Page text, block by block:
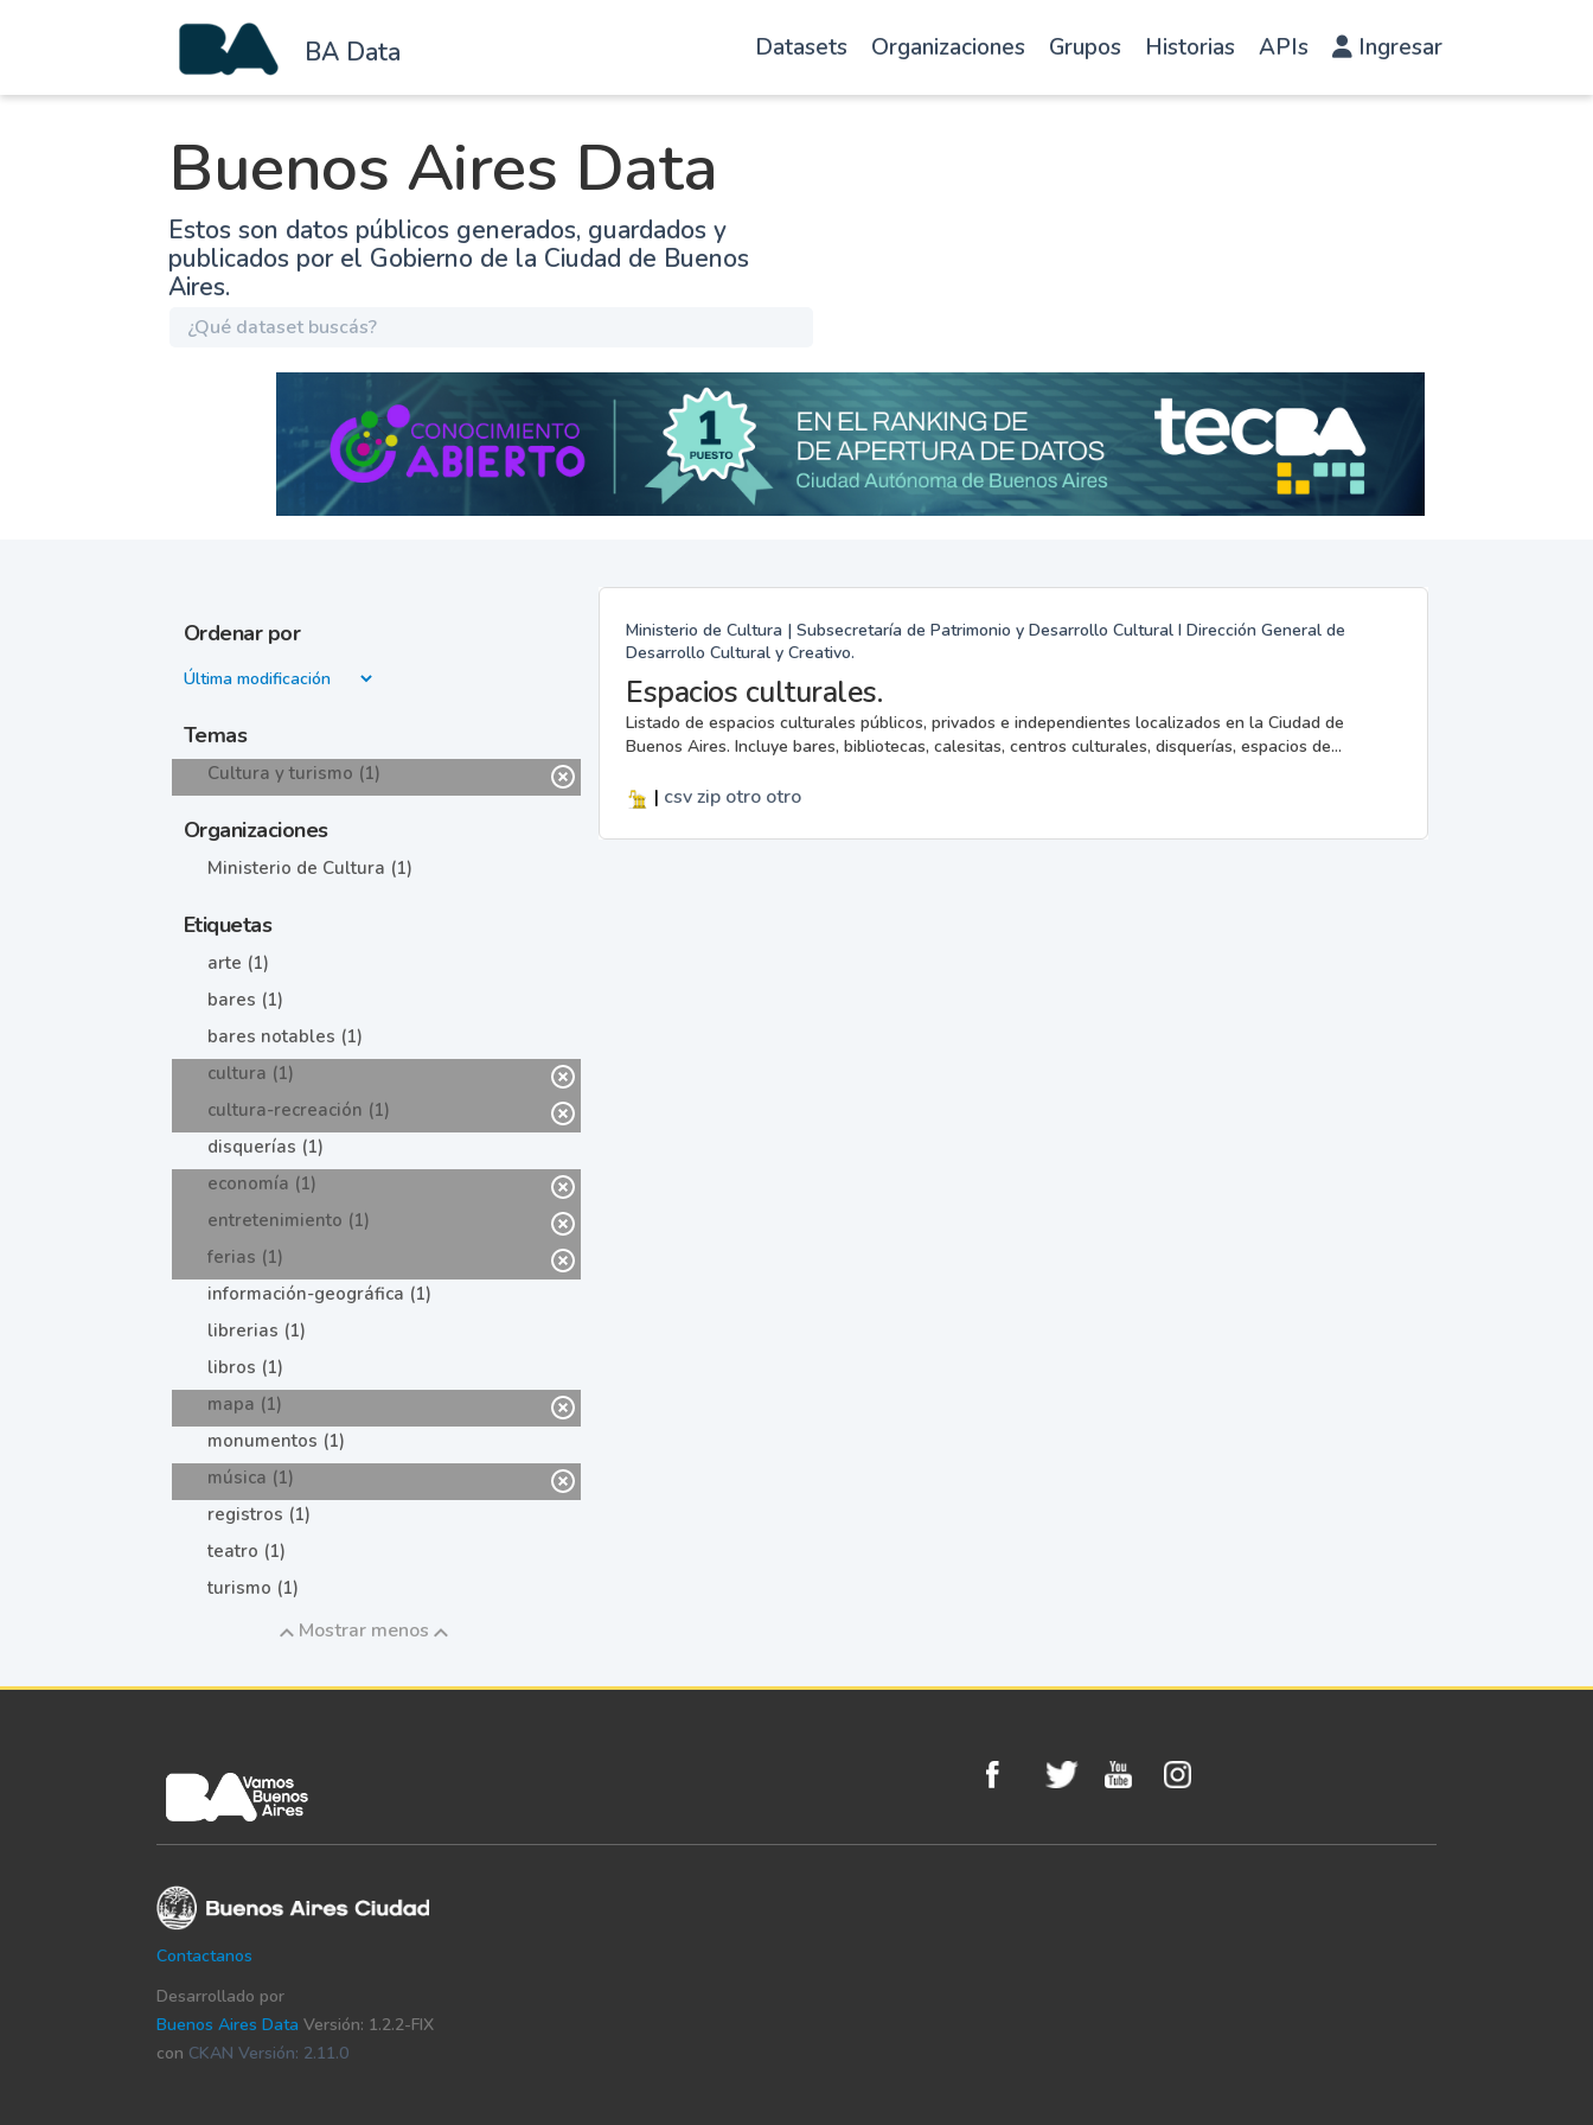
BA Data Datasets Organizaciones Grupos Historias APIs Ingresar
Buenos Aires Data
Estos son datos públicos generados, guardados y
publicados por el Gobierno de la Ciudad de Buenos
Aires.
Ordenar por
Temas
Cultura y turismo (1)
Organizaciones
Ministerio de Cultura (1)
Etiquetas
arte (1)
bares (1)
bares notables (1)
cultura (1)
cultura-recreación (1)
disquerías (1)
economía (1)
entretenimiento (1)
ferias (1)
información-geográfica (1)
librerias (1)
libros (1)
mapa (1)
monumentos (1)
música (1)
registros (1)
teatro (1)
turismo (1)
Mostrar menos
Ministerio de Cultura | Subsecretaría de Patrimonio y Desarrollo Cultural I Dirección General de
Desarrollo Cultural y Creativo.
Espacios culturales.
Listado de espacios culturales públicos, privados e independientes localizados en la Ciudad de
Buenos Aires. Incluye bares, bibliotecas, calesitas, centros culturales, disquerías, espacios de...
| csvzip otro otro
Contactanos
Desarrollado por
Buenos Aires Data Versión: 1.2.2-FIX
con CKAN Versión: 2.11.0